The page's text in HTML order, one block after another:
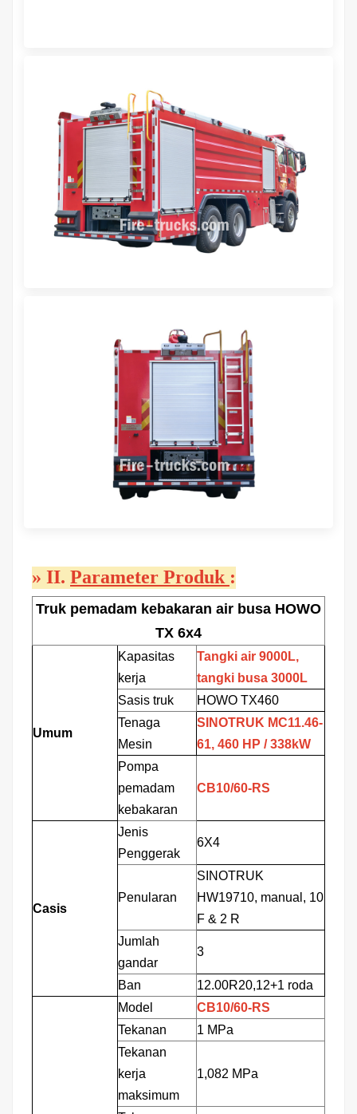
» II. Parameter Produk :
Truk pemadam kebakaran air busa HOWO
TX 6x4
Umum
Kapasitas
kerja
Tangki air 9000L,
tangki busa 3000L
Sasis truk
HOWO TX460
Tenaga
Mesin
SINOTRUK MC11.46-
61, 460 HP /338kW
Pompa
pemadam
kebakaran
CB10/60-RS
Casis
Jenis
Penggerak
6X4
Penularan
SINOTRUK
HW19710, manual, 10
F & 2 R
Jumlah
gandar
3
Ban 12.00R20,12+1 roda
Model
CB10/60-RS
Tekanan
1 MPa
Tekanan
kerja
maksimum
1,082 MPa